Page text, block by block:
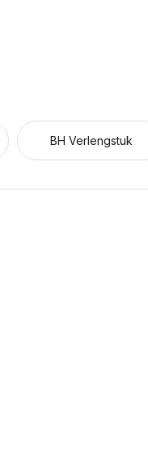
BH Verlengstuk